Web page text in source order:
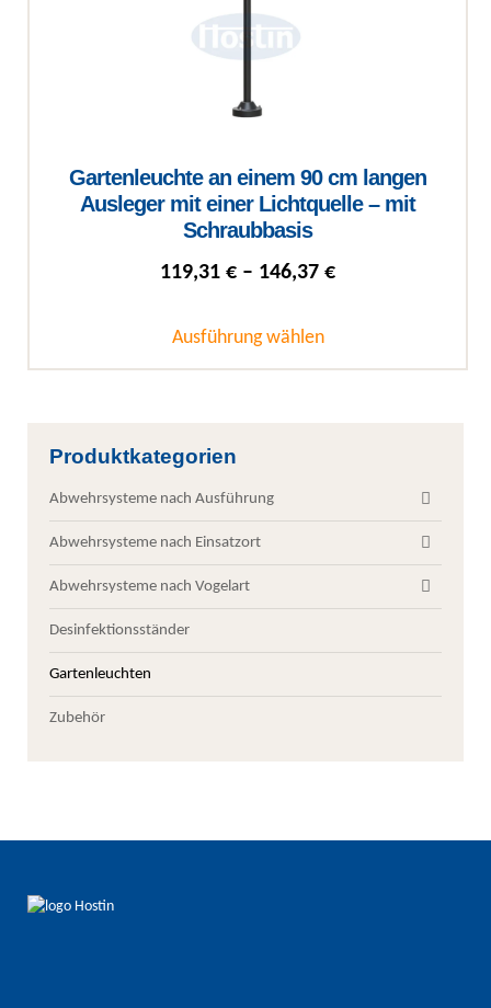
Gartenleuchte an einem 90 cm langen
Ausleger mit einer Lichtquelle – mit
Schraubbasis
119,31 € – 146,37 €Preisspanne:
Ausführung wählen
Produktkategorien
Abwehrsysteme nach Ausführung
Abwehrsysteme nach Einsatzort
Abwehrsysteme nach Vogelart
Desinfektionsständer
Gartenleuchten
Zubehör